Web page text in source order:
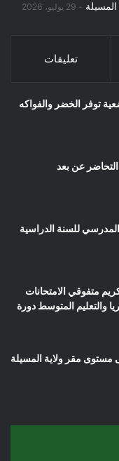
29 يوليو، 2026
تعليقات
توفر الخضر والفواكه
التحاضر عن بعد
للسنة الدراسية
متفوقي الامتحانات
والتعليم المتوسط دورة
مستوى مقر ولاية المسيلة